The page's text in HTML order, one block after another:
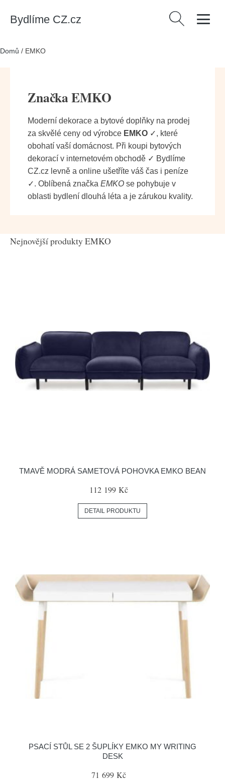
Bydlíme CZ.cz Vyhledávání
Domů / EMKO
Značka EMKO
Moderní dekorace a bytové doplňky na prodej
za skvělé ceny od výrobce EMKO ✓, které
obohatí vaší domácnost. Při koupi bytových
dekorací v internetovém obchodě ✓ Bydlíme
CZ.cz levně a online ušetříte váš čas i peníze
✓. Oblíbená značka EMKO se pohybuje v
oblasti bydlení dlouhá léta a je zárukou kvality.
Nejnovější produkty EMKO
TMAVĚ MODRÁ SAMETOVÁ POHOVKA EMKO BEAN
112 199 Kč
DETAIL PRODUKTU
PSACÍ STŮL SE 2 ŠUPLÍKY EMKO MY WRITING
DESK
71 699 Kč